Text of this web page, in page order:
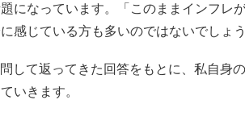
になっています。「このままインフレ
感じている方も多いのではないでしょう
して返ってきた回答をもとに、私自身
いきます。